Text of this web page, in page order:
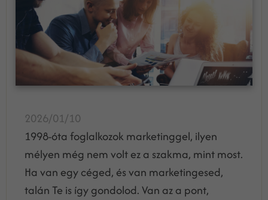
2026/01/10
1998-óta foglalkozok marketinggel, ilyen
mélyen még nem volt ez a szakma, mint most.
Ha van egy céged, és van marketingesed,
talán Te is így gondolod. Van az a pont,